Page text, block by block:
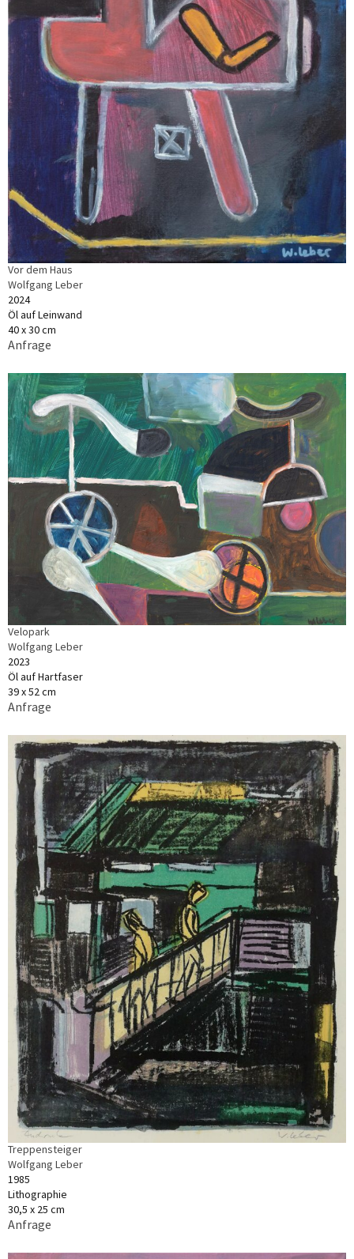
Vor dem Haus
Wolfgang Leber
2024
Öl auf Leinwand
40 x 30 cm
Anfrage
Velopark
Wolfgang Leber
2023
Öl auf Hartfaser
39 x 52 cm
Anfrage
Treppensteiger
Wolfgang Leber
1985
Lithographie
30,5 x 25 cm
Anfrage